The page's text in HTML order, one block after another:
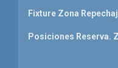
Fixture Zona
Posiciones Reserva.